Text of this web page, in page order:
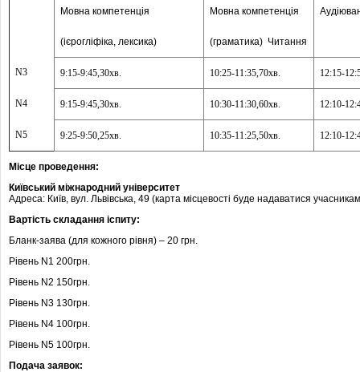
Мовна компетенція Мовна компетенція
(ієрогліфіка, лексика) (граматика) Читання
N3 9:15-9:45,30хв. 10:25-11:35,70хв. 12:15-
N4 9:15-9:45,30хв. 10:30-11:30,60хв. 12:10-
N5 9:25-9:50,25хв. 10:35-11:25,50хв. 12:10-
Місце проведення:
Київський міжнародний університет
Адреса: Київ, вул. Львівська, 49 (карта місцевості буде надаватися
Вартість складання іспиту:
Бланк-заява (для кожного рівня) – 20 грн.
Рівень N1 200грн.
Рівень N2 150грн.
Рівень N3 130грн.
Рівень N4 100грн.
Рівень N5 100грн.
Подача заявок: